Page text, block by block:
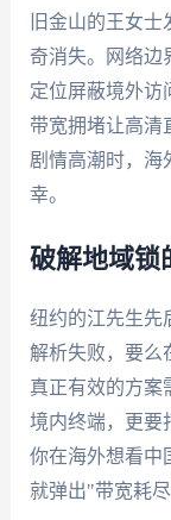
旧金山的王女
奇消失。网络边
定位屏蔽境外访
带宽拥堵让高清
剧情高潮时，海
幸。
破解地域锁
纽约的江先生先
解析失败，要么
真正有效的方案
境内终端，更要
你在海外想看中
就弹出"带宽耗尽